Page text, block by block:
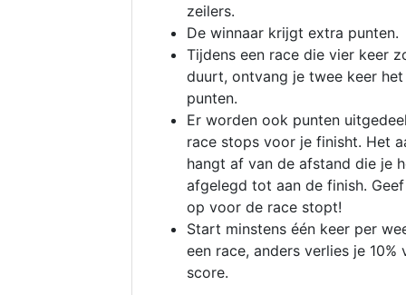
zeilers.
De winnaar krijgt extra punten.
Tijdens een race die vier keer
duurt, ontvang je twee keer
punten.
Er worden ook punten
race stops voor je finisht. Het
hangt af van de afstand die je
afgelegd tot aan de finish.
op voor de race stopt!
Start minstens één keer per
een race, anders verlies je 10%
score.